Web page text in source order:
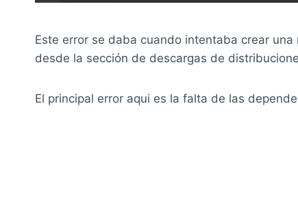
Este error se daba cuando intentaba crear
desde la sección de descargas de
El principal error aqui es la falta de las